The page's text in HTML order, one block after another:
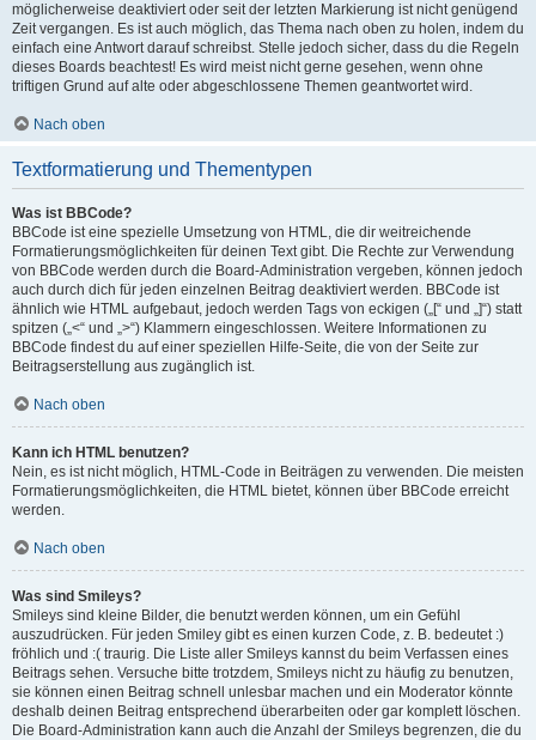
möglicherweise deaktiviert oder seit der letzten Markierung ist nicht genügend
Zeit vergangen. Es ist auch möglich, das Thema nach oben zu holen, indem du
einfach eine Antwort darauf schreibst. Stelle jedoch sicher, dass du die Regeln
dieses Boards beachtest! Es wird meist nicht gerne gesehen, wenn ohne
triftigen Grund auf alte oder abgeschlossene Themen geantwortet wird.
Nach oben
Textformatierung und Thementypen
Was ist BBCode?
BBCode ist eine spezielle Umsetzung von HTML, die dir weitreichende
Formatierungsmöglichkeiten für deinen Text gibt. Die Rechte zur Verwendung
von BBCode werden durch die Board-Administration vergeben, können jedoch
auch durch dich für jeden einzelnen Beitrag deaktiviert werden. BBCode ist
ähnlich wie HTML aufgebaut, jedoch werden Tags von eckigen („[“ und „]“) statt
spitzen („<“ und „>“) Klammern eingeschlossen. Weitere Informationen zu
BBCode findest du auf einer speziellen Hilfe-Seite, die von der Seite zur
Beitragserstellung aus zugänglich ist.
Nach oben
Kann ich HTML benutzen?
Nein, es ist nicht möglich, HTML-Code in Beiträgen zu verwenden. Die meisten
Formatierungsmöglichkeiten, die HTML bietet, können über BBCode erreicht
werden.
Nach oben
Was sind Smileys?
Smileys sind kleine Bilder, die benutzt werden können, um ein Gefühl
auszudrücken. Für jeden Smiley gibt es einen kurzen Code, z. B. bedeutet :)
fröhlich und :( traurig. Die Liste aller Smileys kannst du beim Verfassen eines
Beitrags sehen. Versuche bitte trotzdem, Smileys nicht zu häufig zu benutzen,
sie können einen Beitrag schnell unlesbar machen und ein Moderator könnte
deshalb deinen Beitrag entsprechend überarbeiten oder gar komplett löschen.
Die Board-Administration kann auch die Anzahl der Smileys begrenzen, die du